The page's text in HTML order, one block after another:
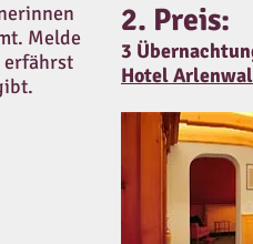
Melde
erfährst
2. Preis:
3
Hotel